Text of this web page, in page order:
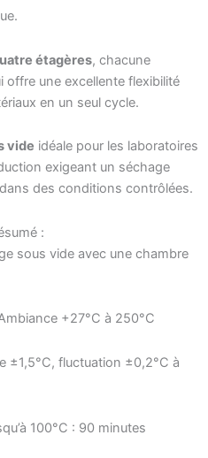
étagères, chacune
offre une excellente flexibilité
en un seul cycle.
vide idéale pour les laboratoires
exigeant un séchage
des conditions contrôlées.
:
sous vide avec une chambre
+27°C à 250°C
±1,5°C, fluctuation ±0,2°C à
100°C : 90 minutes